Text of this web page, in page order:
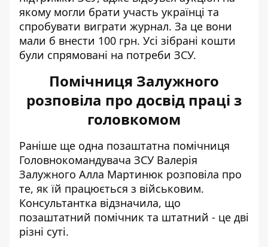
якому могли брати участь українці та
спробувати виграти журнал. За це вони
мали б внести 100 грн. Усі зібрані кошти
були спрямовані на потреби ЗСУ.
Помічниця Залужного
розповіла про досвід праці з
головкомом
Раніше ще одна позаштатна помічниця
Головнокомандувача ЗСУ Валерія
Залужного Алла Мартинюк розповіла про
те, як їй працюється з військовим.
Консультантка відзначила, що
позаштатний помічник та штатний - це дві
різні суті.